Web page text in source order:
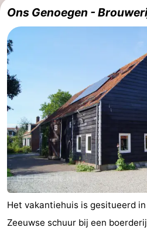
Ons Genoegen -
Het vakantiehuis is gesitueerd
Zeeuwse schuur bij een